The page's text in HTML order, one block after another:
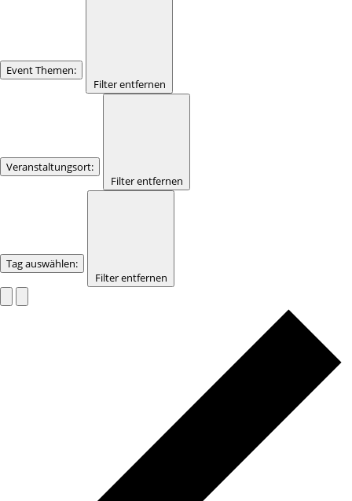
Event Themen:
Filter entfernen
Veranstaltungsort:
Filter entfernen
Tag auswählen:
Filter entfernen